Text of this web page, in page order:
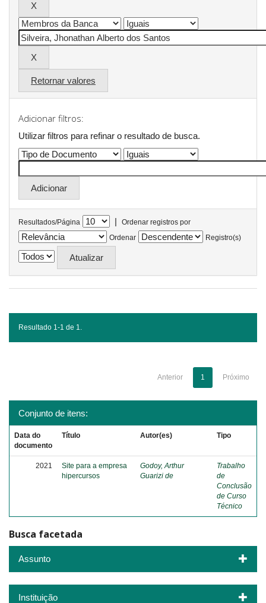
Retornar valores
Adicionar filtros:
Utilizar filtros para refinar o resultado de busca.
Resultados/Página |
Ordenar registros por
Ordenar
Registro(s)
Resultado 1-1 de 1.
Anterior 1 Próximo
Conjunto de itens:
Data do
documento
Título Autor(es) Tipo
2021
Site para a empresa
hipercursos
Godoy, Arthur
Guarizi de
Trabalho
de
Conclusão
de Curso
Técnico
Busca facetada
Assunto
Instituição